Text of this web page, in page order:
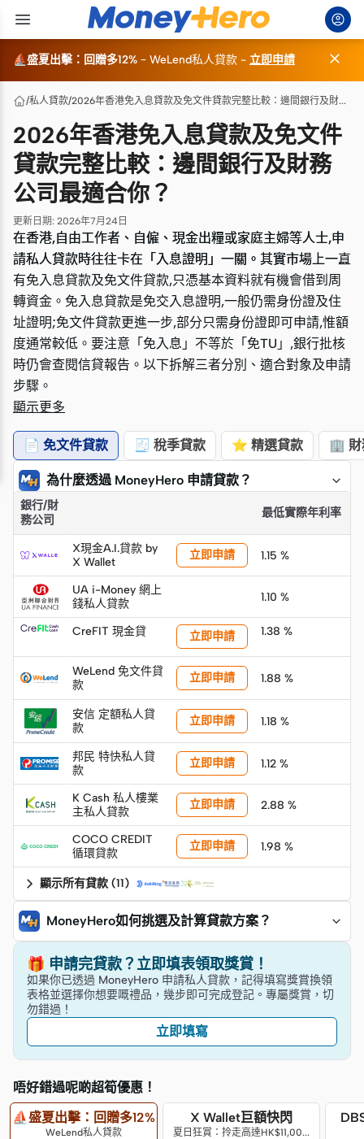
⛵盛夏出擊：回贈多12% – WeLend私人貸款 - 立即申請 
/私人貸款/ 2026年香港免入息貸款及免文件貸款完整比較：邊間銀行及財務公司最適合你？
2026年香港免入息貸款及免文件
貸款完整比較：邊間銀行及財務
公司最適合你？
更新日期: 2026年7月24日
在香港,自由工作者、自僱、現金出糧或家庭主婦等人士,申
請私人貸款時往往卡在「入息證明」一關。其實市場上一直
有免入息貸款及免文件貸款,只憑基本資料就有機會借到周
轉資金。免入息貸款是免交入息證明,一般仍需身份證及住
址證明;免文件貸款更進一步,部分只需身份證即可申請,惟額
度通常較低。要注意「免入息」不等於「免TU」,銀行批核
時仍會查閱信貸報告。以下拆解三者分別、適合對象及申請
步驟。
在香港,自由工作者、自僱、現金出糧或家庭主婦等人士,申
請私人貸款時往往卡在「入息證明」一關。其實市場上一直
有免入息貸款及免文件貸款,只憑基本資料就有機會借到周
轉資金。免入息貸款是免交入息證明,一般仍需身份證及住
址證明;免文件貸款更進一步,部分只需身份證即可申請,惟額
度通常較低。要注意「免入息」不等於「免TU」,銀行批核
時仍會查閱信貸報告。以下拆解三者分別、適合對象及申請
步驟。
顯示更多
📄 免文件貸款 🧾 稅季貸款 ⭐ 精選貸款 🏢 財
為什麼透過 MoneyHero 申請貸款？
「快速摘要」
銀行/財
務公司
最低實際年利率
X現金A.I.貸款 by
X Wallet
立即申請 1.15 %
UA i-Money 網上
錢私人貸款
1.10 %
CreFIT 現金貸 立即申請 1.38 %
WeLend 免文件貸
款
立即申請 1.88 %
安信 定額私人貸
款
立即申請 1.18 %
邦民 特快私人貸
款
立即申請 1.12 %
K Cash 私人樓業
主私人貸款
立即申請 2.88 %
COCO CREDIT
循環貸款
立即申請 1.98 %
顯示所有貸款 (11)
MoneyHero如何挑選及計算貸款方案？
🎁 申請完貸款？立即填表領取獎賞！
如果你已透過 MoneyHero 申請私人貸款，記得填寫獎賞換領
表格並選擇你想要嘅禮品，幾步即可完成登記。專屬獎賞，切
勿錯過！
立即填寫
唔好錯過呢啲超筍優惠！
⛵盛夏出擊：回贈多12%
WeLend私人貸款
X Wallet巨額快閃
夏日狂賞：拎走高達HK$11,000獎賞